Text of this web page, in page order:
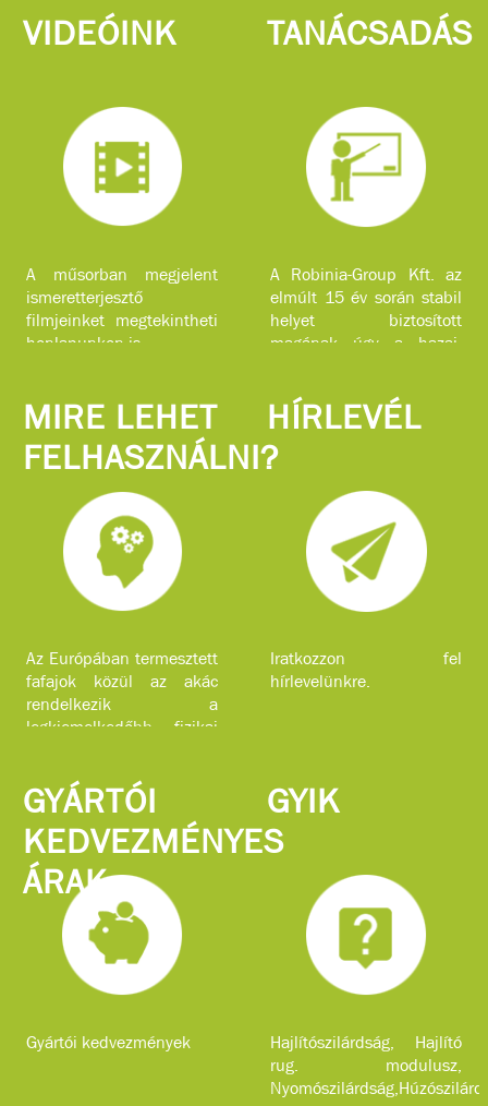
VIDEÓINK
A műsorban megjelent
ismeretterjesztő
filmjeinket megtekintheti
honlapunkon is.
TANÁCSADÁS
A Robinia-Group Kft. az
elmúlt 15 év során stabil
helyet biztosított
magának úgy a hazai,
szolgáltatásokkal.
MIRE LEHET
FELHASZNÁLNI?
Az Európában termesztett
fafajok közül az akác
rendelkezik a
legkiemelkedőbb fizikai
HÍRLEVÉL
Iratkozzon fel
hírlevelünkre.
GYÁRTÓI
KEDVEZMÉNYES
ÁRAK
Gyártói kedvezmények
GYIK
Hajlítószilárdság, Hajlító
rug. modulusz,